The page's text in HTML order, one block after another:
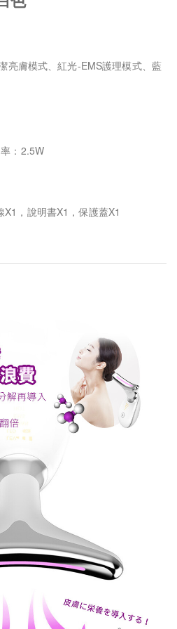
亮膚模式、紅光-EMS護理模式、藍
：2.5W
，說明書X1，保護蓋X1